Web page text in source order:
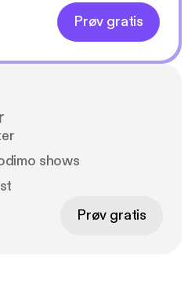
Prøv gratis
shows
Prøv gratis